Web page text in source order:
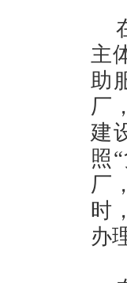
主
助
厂
建
照
厂
时
办